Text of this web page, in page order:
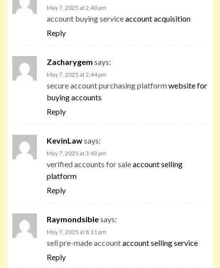
May 7, 2025 at 2:40 pm
account buying serviceaccount acquisition
Reply
Zacharygem says:
May 7, 2025 at 2:44 pm
secure account purchasing platformwebsite for
buying accounts
Reply
KevinLawsays:
May 7, 2025 at 3:43 pm
verified accounts for saleaccount selling
platform
Reply
Raymondsiblesays:
May 7, 2025 at 8:11 pm
sell pre-made accountaccount selling service
Reply